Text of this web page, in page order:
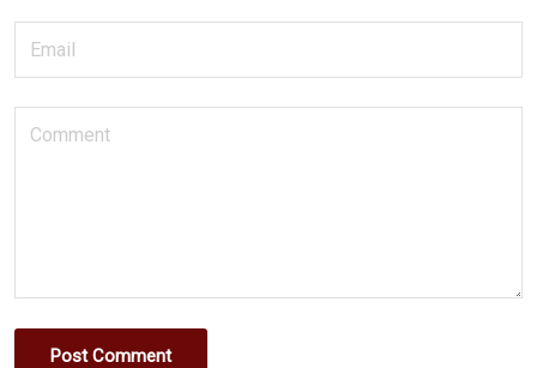
Post Comment